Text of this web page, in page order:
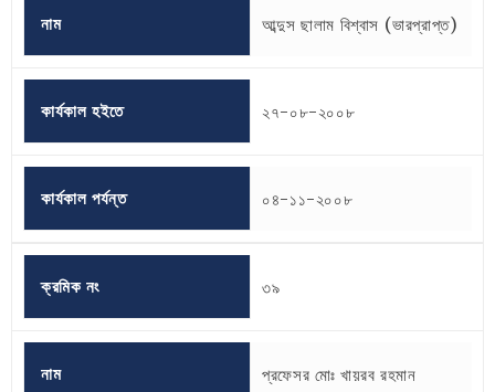
নাম আব্দুস ছালাম বিশ্বাস (ভারপ্রাপ্ত)
কার্যকাল হইতে ২৭-০৮-২০০৮
কার্যকাল পর্যন্ত ০৪-১১-২০০৮
ক্রমিক নং ৩৯
নাম প্রফেসর মোঃ খায়রব রহমান